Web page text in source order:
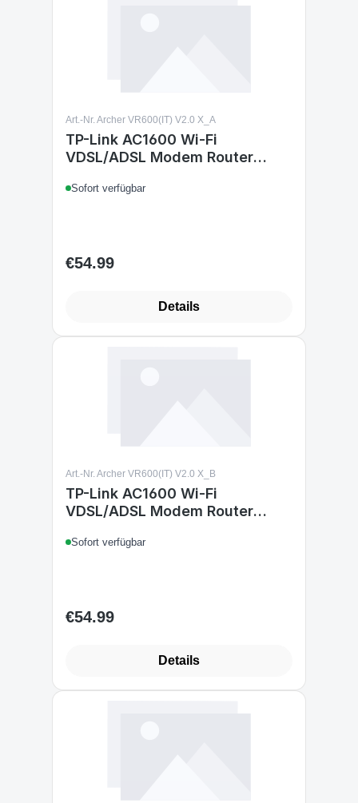
Art.-Nr. Archer VR600(IT) V2.0 X_A
TP-Link AC1600 Wi-Fi
VDSL/ADSL Modem Router
Archer_VR600_V2 Router
Sofort verfügbar
Regular price:
€54.99
Details
Art.-Nr. Archer VR600(IT) V2.0 X_B
TP-Link AC1600 Wi-Fi
VDSL/ADSL Modem Router
Archer_VR600_V2 Router
Sofort verfügbar
Regular price:
€54.99
Details